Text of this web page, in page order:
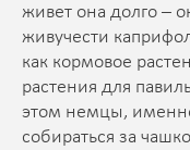
живет она долго –
живучести
как кормовое
растения для
этом немцы,
собираться за